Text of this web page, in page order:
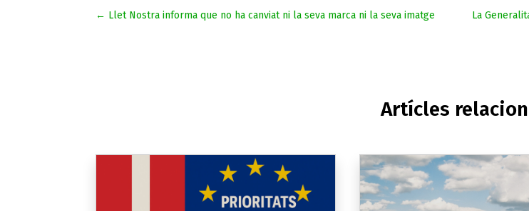
← Llet Nostra informa que no ha canviat ni la seva marca ni la seva imatge La
Artícles